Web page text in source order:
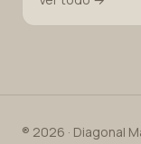
® 2026 · Diagonal